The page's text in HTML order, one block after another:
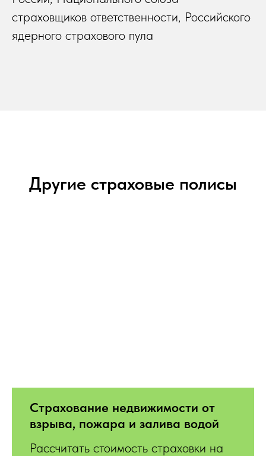
страховщиков ответственности, Российского
ядерного страхового пула
Другие страховые полисы
Страхование недвижимости от
взрыва, пожара и залива водой
Рассчитать стоимость страховки на